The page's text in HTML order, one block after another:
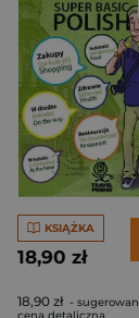
KSIĄŻKA
18,90 zł
18,90 zł -